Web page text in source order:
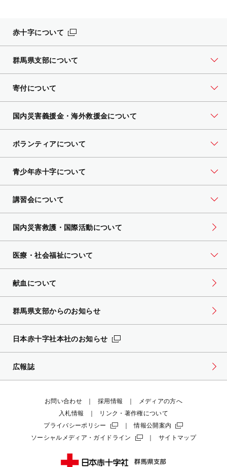
赤十字について
群馬県支部について
寄付について
国内災害義援金・海外救援金について
ボランティアについて
青少年赤十字について
講習会について
国内災害救護・国際活動について
医療・社会福祉について
献血について
群馬県支部からのお知らせ
日本赤十字社本社のお知らせ
広報誌
お問い合わせ 採用情報
メディアの方へ
入札情報
リンク・著作権について
プライバシーポリシー
情報公開案内
ソーシャルメディア・ガイドライン
サイトマップ